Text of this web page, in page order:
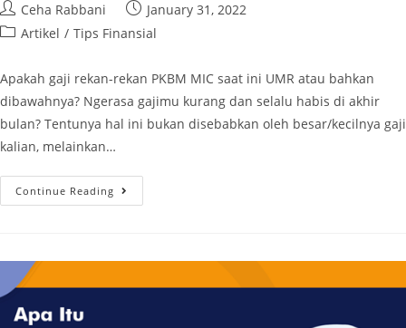
Ceha Rabbani
January 31, 2022
Artikel / Tips Finansial
Apakah gaji rekan-rekan PKBM MIC saat ini UMR atau bahkan
dibawahnya? Ngerasa gajimu kurang dan selalu habis di akhir
bulan? Tentunya hal ini bukan disebabkan oleh besar/kecilnya gaji
kalian, melainkan…
Continue Reading